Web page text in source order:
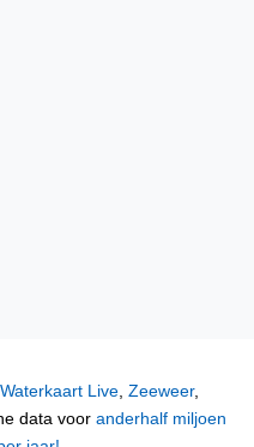
Waterkaart Live, Zeeweer,
data voor anderhalf miljoen